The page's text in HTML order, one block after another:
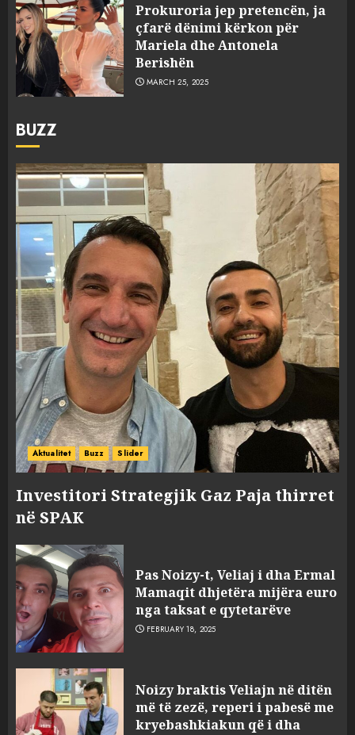
Prokuroria jep pretencën, ja
çfarë dënimi kërkon për
Mariela dhe Antonela
Berishën
MARCH 25, 2025
BUZZ
Aktualitet Buzz Slider
Investitori Strategjik Gaz Paja thirret
në SPAK
Pas Noizy-t, Veliaj i dha Ermal
Mamaqit dhjetëra mijëra euro
nga taksat e qytetarëve
FEBRUARY 18, 2025
Noizy braktis Veliajn në ditën
më të zezë, reperi i pabesë me
kryebashkiakun që i dha
3
sulmuan “One Albania”,
ngjarja u fsheh. A u vodhën
serverat?
çfarë dënimi kërkon për
Mariela dhe Antonela
Berishën